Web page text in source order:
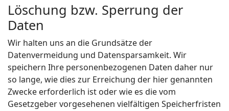
Löschung bzw. Sperrung der
Daten
Wir halten uns an die Grundsätze der
Datenvermeidung und Datensparsamkeit. Wir
speichern Ihre personenbezogenen Daten daher nur
so lange, wie dies zur Erreichung der hier genannten
Zwecke erforderlich ist oder wie es die vom
Gesetzgeber vorgesehenen vielfältigen Speicherfristen